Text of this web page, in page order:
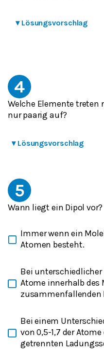
▾ Lösungsvorschlag
4
Welche Elemente treten
nur paarig auf?
▾ Lösungsvorschlag
5
Wann liegt ein Dipol vor?
Immer wenn ein
Atomen besteht.
Bei
Atome innerhalb des
zusammenfallenden
Bei einem
von 0,5-1,7 der
getrennten